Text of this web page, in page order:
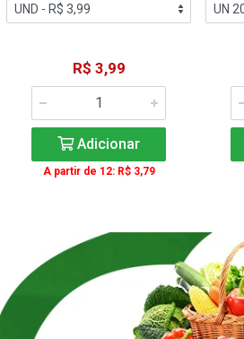
R$ 3,99
Adicionar
A partir de 12: R$ 3,79